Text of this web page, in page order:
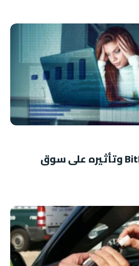
إغلاق منصة BitMEX وتأثيره على سوق